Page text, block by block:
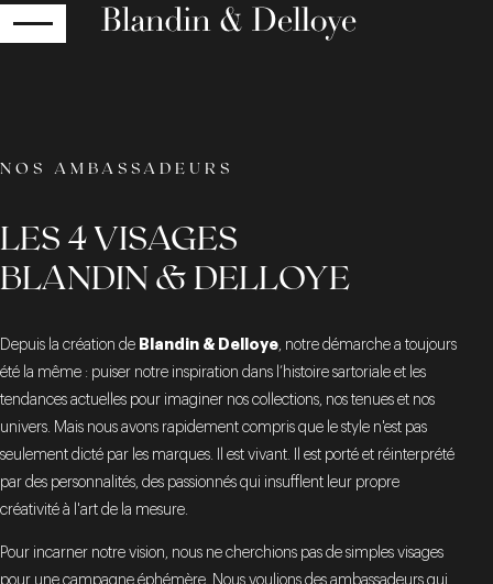
NOS AMBASSADEURS
LES 4 VISAGES
BLANDIN & DELLOYE
Depuis la création de Blandin & Delloye, notre démarche a toujours
été la même : puiser notre inspiration dans l’histoire sartoriale et les
tendances actuelles pour imaginer nos collections, nos tenues et nos
univers. Mais nous avons rapidement compris que le style n'est pas
seulement dicté par les marques. Il est vivant. Il est porté et réinterprété
par des personnalités, des passionnés qui insufflent leur propre
créativité à l'art de la mesure.
Pour incarner notre vision, nous ne cherchions pas de simples visages
pour une campagne éphémère. Nous voulions des ambassadeurs qui